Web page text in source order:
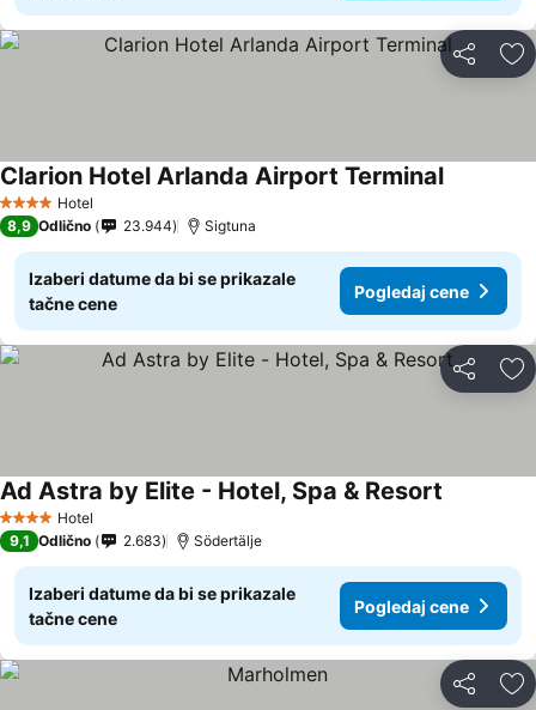
Deli
4 ZvezdiceHotel
Clarion Hotel Arlanda Airport Terminal
8,9 Odlično 23.944 Sigtuna
Izaberi datume da bi se prikazale
tačne cene
Pogledaj cene
Deli
4 ZvezdiceHotel
Ad Astra by Elite - Hotel, Spa & Resort
9,1 Odlično 2.683 Södertälje
Izaberi datume da bi se prikazale
tačne cene
Pogledaj cene
Deli